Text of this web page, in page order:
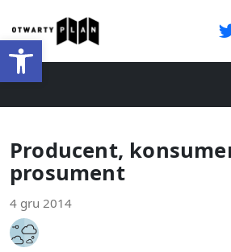
Otwórz pasek narzędzi
Producent,
prosument
4 gru 2014